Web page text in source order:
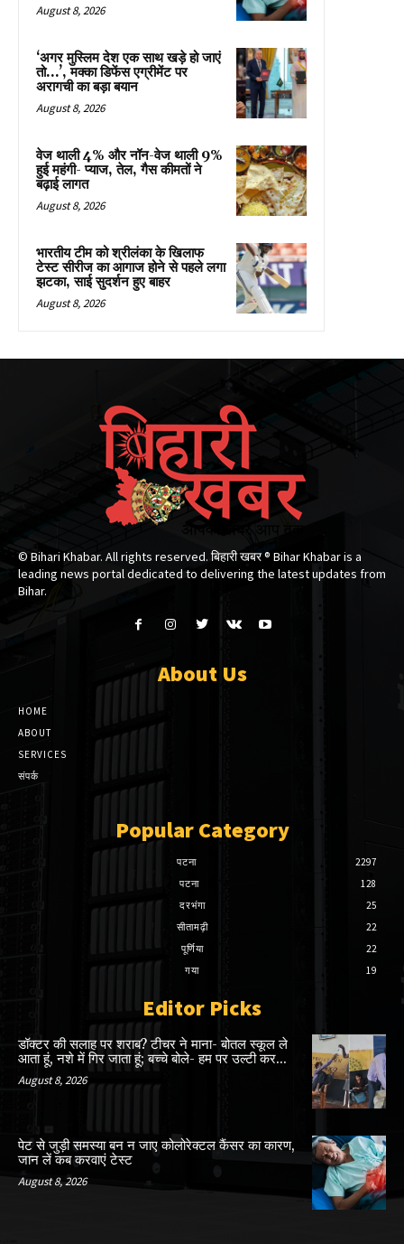
August 8, 2026
‘अगर मुस्लिम देश एक साथ खड़े हो जाएं
तो…’, मक्का डिफेंस एग्रीमेंट पर
अरागची का बड़ा बयान
August 8, 2026
वेज थाली 4% और नॉन-वेज थाली 9%
हुई महंगी- प्याज, तेल, गैस कीमतों ने
बढ़ाई लागत
August 8, 2026
भारतीय टीम को श्रीलंका के खिलाफ
टेस्ट सीरीज का आगाज होने से पहले लगा
झटका, साई सुदर्शन हुए बाहर
August 8, 2026
© Bihari Khabar. All rights reserved. बिहारी खबर ®​ Bihar Khabar is a
leading news portal dedicated to delivering the latest updates from
Bihar.
About Us
HOME
ABOUT
SERVICES
संपर्क
Popular Category
पटना
2297
पटना
128
दरभंगा
25
सीतामढ़ी
22
पूर्णिया
22
गया
19
Editor Picks
डॉक्टर की सलाह पर शराब? टीचर ने माना- बोतल स्कूल ले
आता हूं, नशे में गिर जाता हूं; बच्चे बोले- हम पर उल्टी कर...
August 8, 2026
पेट से जुड़ी समस्या बन न जाए कोलोरेक्टल कैंसर का कारण,
जान लें कब करवाएं टेस्ट
August 8, 2026